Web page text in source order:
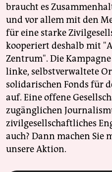
braucht es
und vor allem mit den
für eine starke
kooperiert deshalb mit
Zentrum". Die
linke, selbstverwaltete
solidarischen Fonds für
auf. Eine offene
zugänglichen
zivilgesellschaftliches
auch? Dann machen Sie
unsere Aktion.